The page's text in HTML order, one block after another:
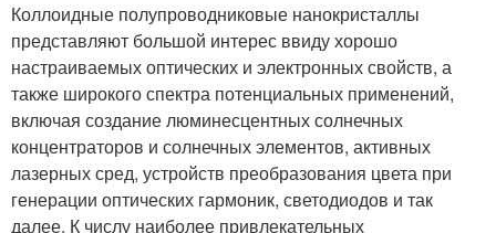
Коллоидные полупроводниковые нанокристаллы
представляют большой интерес ввиду хорошо
настраиваемых оптических и электронных свойств, а
также широкого спектра потенциальных применений,
включая создание люминесцентных солнечных
концентраторов и солнечных элементов, активных
лазерных сред, устройств преобразования цвета при
генерации оптических гармоник, светодиодов и так
далее. К числу наиболее привлекательных